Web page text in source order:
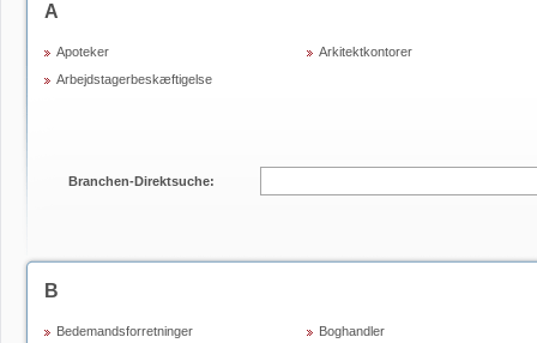
A
Apoteker
Arbejdstagerbeskæftigelse
Arkitektkontorer
Branchen-Direktsuche:
B
Bedemandsforretninger
Boghandler